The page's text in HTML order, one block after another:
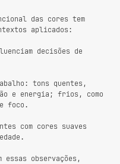
das cores tem
aplicados:
decisões de
tons quentes,
e energia; frios, como
foco.
com cores suaves
essas observações,